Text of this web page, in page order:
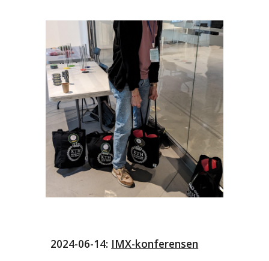
2024-06-14: IMX-konferensen